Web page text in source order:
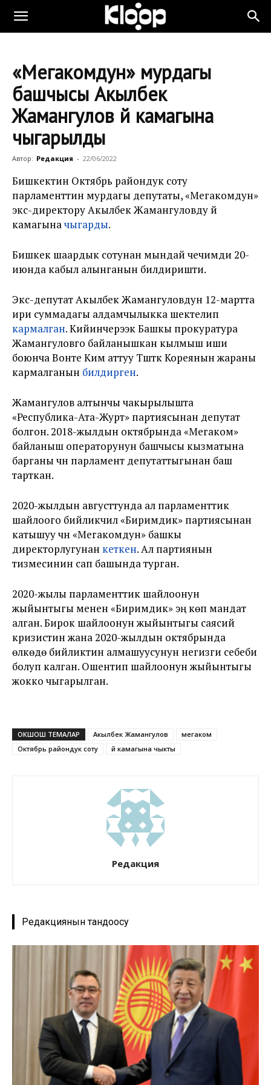
«Мегакомдун» мурдагы
башчысы Акылбек
Жамангулов үй камагына
чыгарылды
Автор: Редакция - 22/06/2022
Бишкектин Октябрь райондук соту
парламенттин мурдагы депутаты, «Мегакомдун»
экс-директору Акылбек Жамангуловду үй
камагыначыгарды.
Бишкек шаардык сотунан мындай чечимди 20-
июнда кабыл алынганын билдиришти.
Экс-депутат Акылбек Жамангуловдун 12-мартта
ири суммадагы алдамчылыкка шектелип
кармалган. Кийинчерээк Башкы прокуратура
Жамангуловго байланышкан кылмыш иши
боюнча Вонте Ким аттуу Түштүк Кореянын жараны
кармалганын билдирген.
Жамангулов алтынчы чакырылышта
«Республика-Ата-Журт» партиясынан депутат
болгон. 2018-жылдын октябрында «Мегаком»
байланыш операторунун башчысы кызматына
барганы үчүн парламент депутаттыгынан баш
тарткан.
2020-жылдын августтунда ал парламенттик
шайлоого бийликчил «Биримдик» партиясынан
катышуу үчүн «Мегакомдун» башкы
директорлугунан кеткен. Ал партиянын
тизмесинин сап башында турган.
2020-жылы парламенттик шайлоонун
жыйынтыгы менен «Биримдик» эң көп мандат
алган. Бирок шайлоонун жыйынтыгы саясий
кризистин жана 2020-жылдын октябрында
өлкөдө бийликтин алмашуусунун негизги себеби
болуп калган. Ошентип шайлоонун жыйынтыгы
жокко чыгарылган.
ОКШОШ ТЕМАЛАР Акылбек Жамангулов
мегаком
Октябрь райондук соту
үй камагына чыкты
Редакция
Редакциянын тандоосу